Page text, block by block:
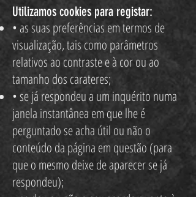
Utilizamos cookies para registar:
• as suas preferências em termos de
visualização, tais como parâmetros
relativos ao contraste e à cor ou ao
tamanho dos carateres;
• se já respondeu a um inquérito numa
janela instantânea em que lhe é
perguntado se acha útil ou não o
conteúdo da página em questão (para
que o mesmo deixe de aparecer se já
respondeu);